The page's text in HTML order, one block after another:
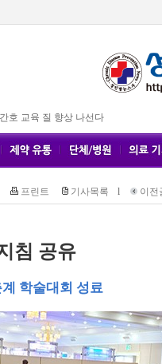
호 교육 질 향상 나선다
프린트 기사목록 l 이전
침 공유
학술대회 성료